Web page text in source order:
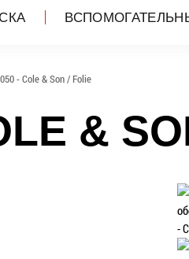
- Cole & Son / Folie
&